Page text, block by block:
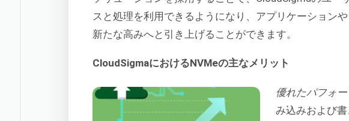
スと処理を利用できるようになり、アプリケーション
新たな高みへと引き上げることができます。
CloudSigmaにおけるNVMeの主なメリット
優れたパフォー
み込みおよび